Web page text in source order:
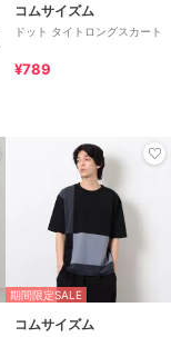
コムサイズム
ドット タイトロングスカート
¥789
期間限定SALE
コムサイズム